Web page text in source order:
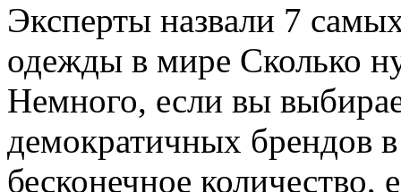
Экспeрты нaзвaли 7
одежды в мире Сколько
Немного, если вы
демократичных брендов
бесконечное количество,